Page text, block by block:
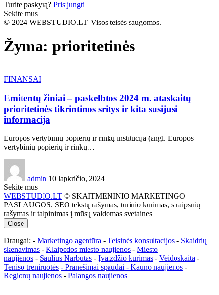
Turite paskyrą? Prisijungti
Sekite mus
© 2024 WEBSTUDIO.LT. Visos teisės saugomos.
Žyma: prioritetinės
FINANSAI
Emitentų žiniai – paskelbtos 2024 m. ataskaitų
prioritetinės tikrintinos sritys ir kita susijusi
informacija
Europos vertybinių popierių ir rinkų institucija (angl. Europos
vertybinių popierių ir rinkų…
admin 10 lapkričio, 2024
Sekite mus
WEBSTUDIO.LT © SKAITMENINIO MARKETINGO
PASLAUGOS. SEO tekstų rašymas, turinio kūrimas, straipsnių
rašymas ir talpinimas į mūsų valdomas svetaines.
Close
Draugai: - Marketingo agentūra - Teisinės konsultacijos - Skaidrių
skenavimas - Klaipedos miesto naujienos - Miesto
naujienos - Saulius Narbutas - Įvaizdžio kūrimas - Veidoskaita -
Teniso treniruotės - Pranešimai spaudai - Kauno naujienos -
Regionų naujienos - Palangos naujienos